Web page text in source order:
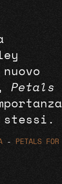
Petals
stessi.
-
PETALS FOR